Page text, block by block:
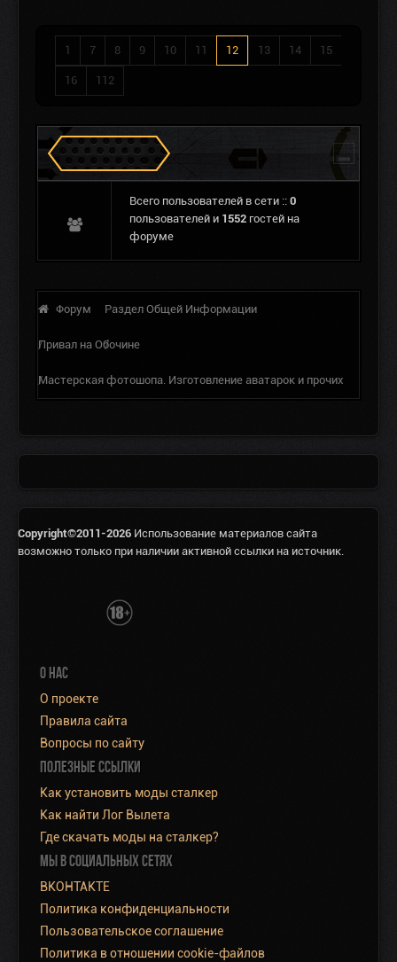
1 7 8 9 10 11 12 13 14 15
16 112
Сталкеров в Зоне
Всего пользователей в сети :: 0
пользователей и 1552 гостей на
форуме
Форум Раздел Общей Информации
Привал на Обочине
Мастерская фотошопа. Изготовление аватарок и прочих
Copyright©2011-2026 Использование материалов сайта
возможно только при наличии активной ссылки на источник.
О НАС
О проекте
Правила сайта
Вопросы по сайту
ПОЛЕЗНЫЕ ССЫЛКИ
Как установить моды сталкер
Как найти Лог Вылета
Где скачать моды на сталкер?
МЫ В СОЦИАЛЬНЫХ СЕТЯХ
ВКОНТАКТЕ
Политика конфиденциальности
Пользовательское соглашение
Политика в отношении cookie-файлов